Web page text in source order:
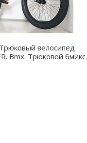
велосипед
Bmx. Трюковой бмикс.